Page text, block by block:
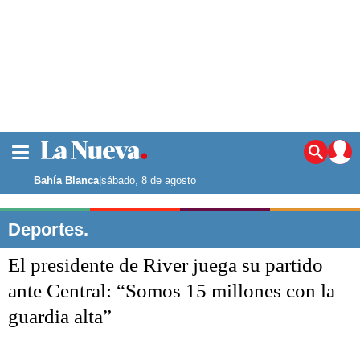
Noticias
La ciudad
Punta Alta
El mundo
Seguridad
Bahía Blanca|sábado, 8 de agosto
Deportes.
El presidente de River juega su partido
ante Central: “Somos 15 millones con la
guardia alta”